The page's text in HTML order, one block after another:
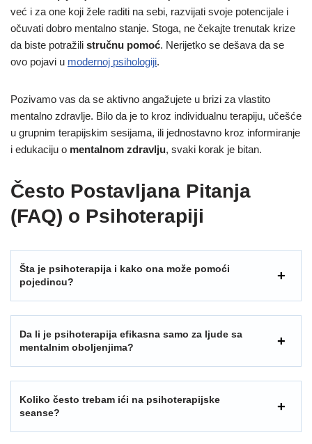
već i za one koji žele raditi na sebi, razvijati svoje potencijale i
očuvati dobro mentalno stanje. Stoga, ne čekajte trenutak krize
da biste potražili stručnu pomoć. Nerijetko se dešava da se
ovo pojavi u modernoj psihologiji.
Pozivamo vas da se aktivno angažujete u brizi za vlastito
mentalno zdravlje. Bilo da je to kroz individualnu terapiju, učešće
u grupnim terapijskim sesijama, ili jednostavno kroz informiranje
i edukaciju o mentalnom zdravlju, svaki korak je bitan.
Često Postavljana Pitanja
(FAQ) o Psihoterapiji
Šta je psihoterapija i kako ona može pomoći
pojedincu?
Da li je psihoterapija efikasna samo za ljude sa
mentalnim oboljenjima?
Koliko često trebam ići na psihoterapijske
seanse?